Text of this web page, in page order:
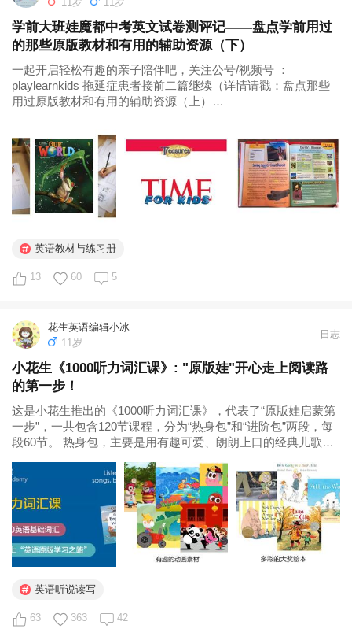
学前大班娃魔都中考英文试卷测评记——盘点学前用过
的那些原版教材和有用的辅助资源（下）
一起开启轻松有趣的亲子陪伴吧，关注公号/视频号 ：
playlearnkids 拖延症患者接前二篇继续（详情请戳：盘点那些
用过原版教材和有用的辅助资源（上）
些用过的原版教材和有用的辅助资源（中...
英语教材与练习册
13 60 5
花生英语编辑小冰
11岁
日志
小花生《1000听力词汇课》: "原版娃"开心走上阅读路
的第一步！
这是小花生推出的《1000听力词汇课》，代表了“原版娃启蒙第
一步”，一共包含120节课程，分为“热身包”和“进阶包”两段，每
段60节。 热身包，主要是用有趣可爱、朗朗上口的经典儿歌视
面精致的各种大奖绘本，带娃进阶冲向1000听力词汇...
英语听说读写
63 363 42